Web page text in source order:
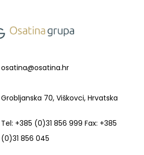
osatina@osatina.hr
Grobljanska 70, Viškovci, Hrvatska
Tel: +385 (0)31 856 999 Fax: +385
(0)31 856 045